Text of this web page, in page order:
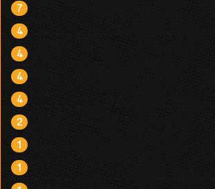
7
4
4
4
4
2
1
1